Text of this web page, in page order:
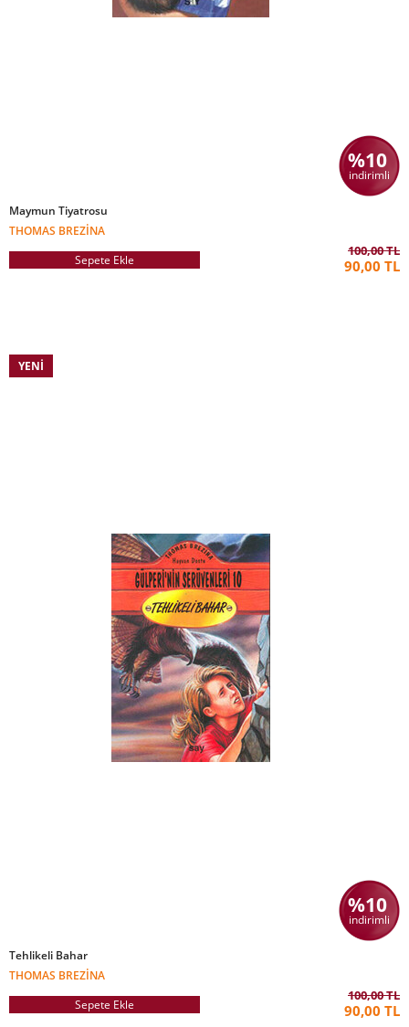
%10
indirimli
Maymun Tiyatrosu
THOMAS BREZINA
Sepete Ekle
100,00 TL
90,00 TL
%10
indirimli
YENI
Tehlikeli Bahar
THOMAS BREZINA
Sepete Ekle
100,00 TL
90,00 TL